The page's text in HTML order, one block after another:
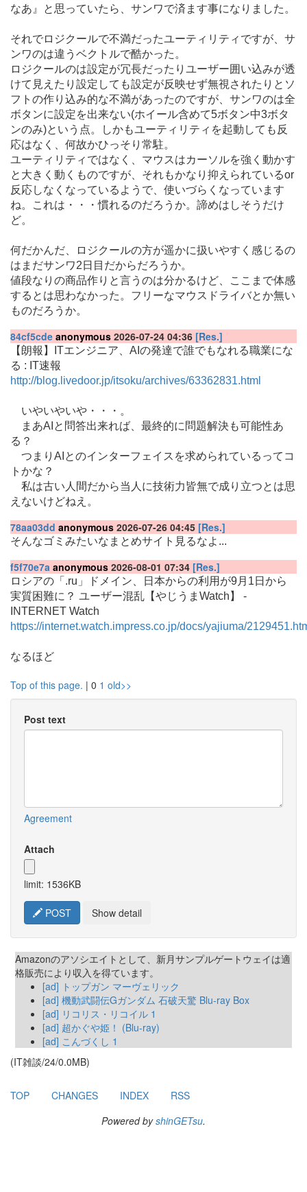
なあ』と思っていたら、サンワで済ます事になりました。
それでロジクールで不満だったユーティリティですが、サ
ンワのは違うベクトルで酷かった。
ロジクールのは設定が冗長だったりユーザー囲い込みが透
けて見えたり設定しても設定が反映せず無視されたりとソ
フトの作り込み的な不満があったのですが、サンワのは全
ボタンに設定を出来ない(ホイール含めて5ボタン中3ボタ
ンのみ)という点。しかもユーティリティを起動しても反
応はなく、何故かひっそり常駐。
ユーティリティではなく、マウスはカーソルを強く動かす
と大きく動くものですが、それもかなり抑えられているor
反応しなくなっているようで、使いづらくなっています
ね。これは・・・慣れるのだろうか。諦めはしそうだけ
ど。
何だかんだ、ロジクールの方が遥かに扱いやすく感じるの
はまだサンワ2日目だからだろうか。
値段なりの商品作りと言うのは分かるけど、ここまで体感
するとは思わなかった。フリーなマウスドライバとか無い
ものだろうか。
84cf5cde anonymous 2026-07-24 04:36 [Res.]
【朗報】ITエンジニア、AIの発達で誰でもなれる職業にな
る : IT速報
http://blog.livedoor.jp/itsoku/archives/63362831.html
いやいやいや・・・。
まあAIと問答出来れば、最終的に問題解決も可能性あ
る？
つまりAIとのインターフェイスを求められているってコ
トかな？
私は古い人間だから当人に技術力皆無で成り立つとは思
えないけどねえ。
78aa03dd anonymous 2026-07-26 04:45 [Res.]
そんなゴミみたいなまとめサイト見るなよ...
f5f70e7a anonymous 2026-08-01 07:34 [Res.]
ロシアの「.ru」ドメイン、日本からの利用が9月1日から
実質困難に？ ユーザー混乱【やじうまWatch】 -
INTERNET Watch
https://internet.watch.impress.co.jp/docs/yajiuma/
なるほど
Top of this page. | 0 1 old>>
Post text
Agreement
Attach
limit: 1536KB
POST Show detail
Amazonのアソシエイトとして、新月サンプルゲートウェイは適
格販売により収入を得ています。
[ad] トップガン マーヴェリック
[ad] 機動武闘伝Gガンダム 石破天驚 Blu-ray Box
[ad] リコリス・リコイル 1
[ad] 超かぐや姫！ (Blu-ray)
[ad] こんづくし 1
(IT雑談/24/0.0MB)
TOP CHANGES INDEX
RSS
Powered byshinGETsu.